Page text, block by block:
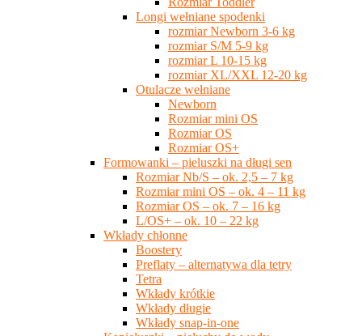
Longi wełniane spodenki
rozmiar Newborn 3-6 kg
rozmiar S/M 5-9 kg
rozmiar L 10-15 kg
rozmiar XL/XXL 12-20 kg
Otulacze wełniane
Newborn
Rozmiar mini OS
Rozmiar OS
Rozmiar OS+
Formowanki – pieluszki na długi sen
Rozmiar Nb/S – ok. 2,5 – 7 kg
Rozmiar mini OS – ok. 4 – 11 kg
Rozmiar OS – ok. 7 – 16 kg
L/OS+ – ok. 10 – 22 kg
Wkłady chłonne
Boostery
Preflaty – alternatywa dla tetry
Tetra
Wkłady krótkie
Wkłady długie
Wkłady snap-in-one